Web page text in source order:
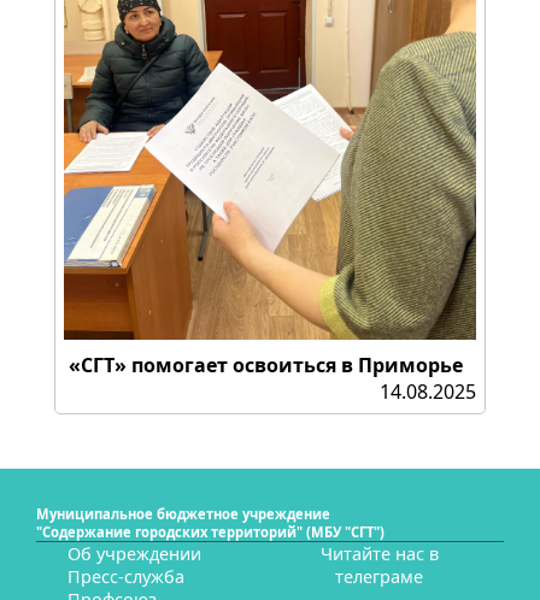
«СГТ» помогает освоиться в Приморье
14.08.2025
Муниципальное бюджетное учреждение
"Содержание городских территорий" (МБУ "СГТ")
Об учреждении
Пресс-служба
Читайте нас в
телеграме